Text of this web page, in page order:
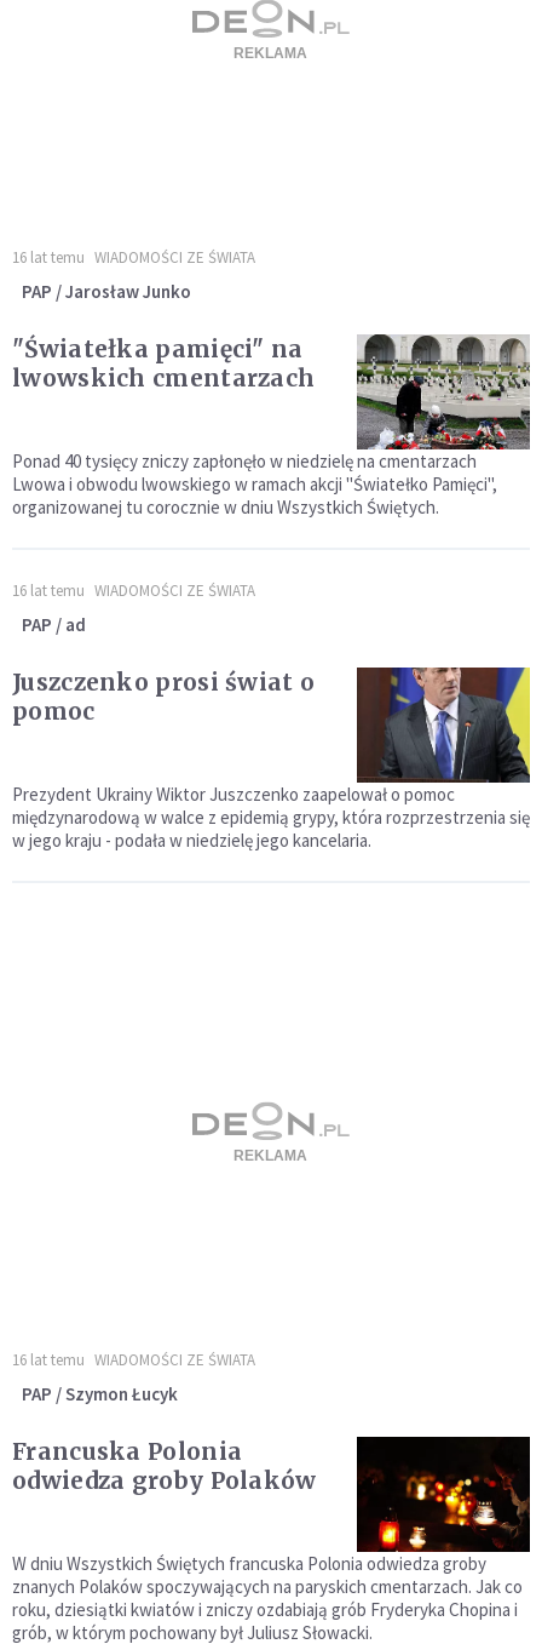
16 lat temu WIADOMOŚCI ZE ŚWIATA
PAP / Jarosław Junko
"Światełka pamięci" na
lwowskich cmentarzach
Ponad 40 tysięcy zniczy zapłonęło w niedzielę na cmentarzach
Lwowa i obwodu lwowskiego w ramach akcji "Światełko Pamięci",
organizowanej tu corocznie w dniu Wszystkich Świętych.
16 lat temu WIADOMOŚCI ZE ŚWIATA
PAP / ad
Juszczenko prosi świat o
pomoc
Prezydent Ukrainy Wiktor Juszczenko zaapelował o pomoc
międzynarodową w walce z epidemią grypy, która rozprzestrzenia się
w jego kraju - podała w niedzielę jego kancelaria.
16 lat temu WIADOMOŚCI ZE ŚWIATA
PAP / Szymon Łucyk
Francuska Polonia
odwiedza groby Polaków
W dniu Wszystkich Świętych francuska Polonia odwiedza groby
znanych Polaków spoczywających na paryskich cmentarzach. Jak co
roku, dziesiątki kwiatów i zniczy ozdabiają grób Fryderyka Chopina i
grób, w którym pochowany był Juliusz Słowacki.